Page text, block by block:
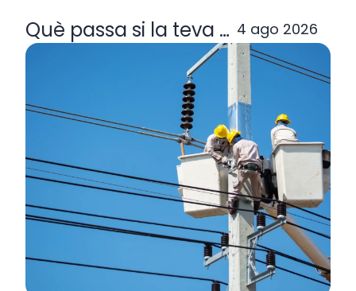
Què passa si la teva 4 ago 2026